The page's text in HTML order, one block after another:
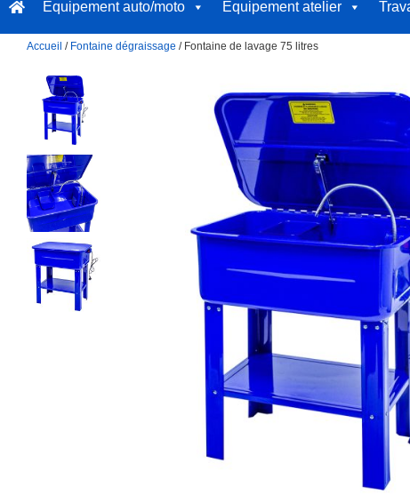
Equipement auto/moto Equipement atelier
Accueil / Fontaine dégraissage / Fontaine de lavage 75 litres